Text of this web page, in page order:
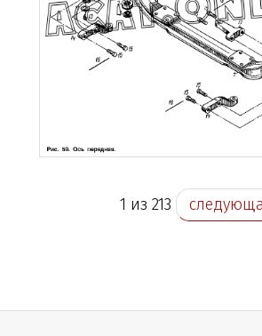
1 из 213